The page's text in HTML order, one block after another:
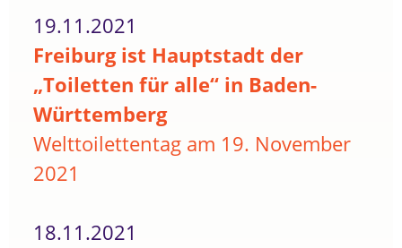
19.11.2021
Freiburg ist Hauptstadt der
„Toiletten für alle“ in Baden-
Württemberg
Welttoilettentag am 19. November
2021
18.11.2021